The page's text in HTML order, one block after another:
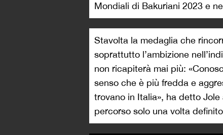
Mondiali di Bakuriani 2023 e
Stavolta la medaglia che
soprattutto l’ambizione
non ricapiterà mai più:
senso che è più fredda e
trovano in Italia», ha detto
percorso solo una volta